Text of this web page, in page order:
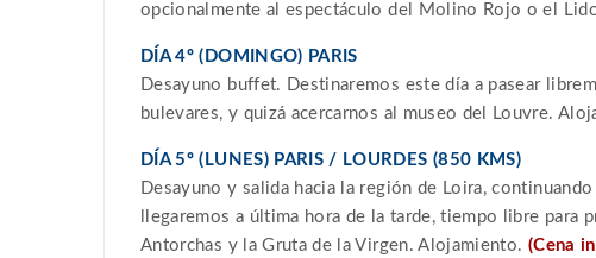
opcionalmente al espectáculo del Molino Rojo o el
DÍA 4º (DOMINGO) PARIS
Desayuno buffet. Destinaremos este día a pasear
bulevares, y quizá acercarnos al museo del Louvre.
DÍA 5º (LUNES) PARIS / LOURDES (850 KMS)
Desayuno y salida hacia la región de Loira,
llegaremos a última hora de la tarde, tiempo libre para
Antorchas y la Gruta de la Virgen. Alojamiento. (Cena